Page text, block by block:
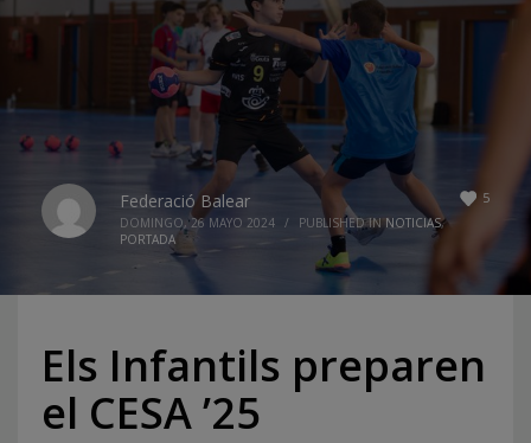
5
Federació Balear
DOMINGO, 26 MAYO 2024 / PUBLISHED IN NOTICIAS,
PORTADA
Els Infantils preparen
el CESA ’25